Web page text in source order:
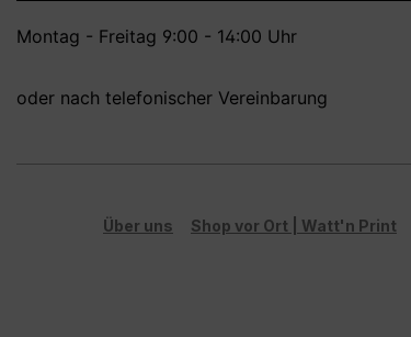
Montag - Freitag 9:00 - 14:00 Uhr
oder nach telefonischer Vereinbarung
Über uns Shop vor Ort | Watt'n Print